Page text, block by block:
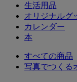
生活用品
オリジナルグ
カレンダー
本
すべての商品
写真でつくる